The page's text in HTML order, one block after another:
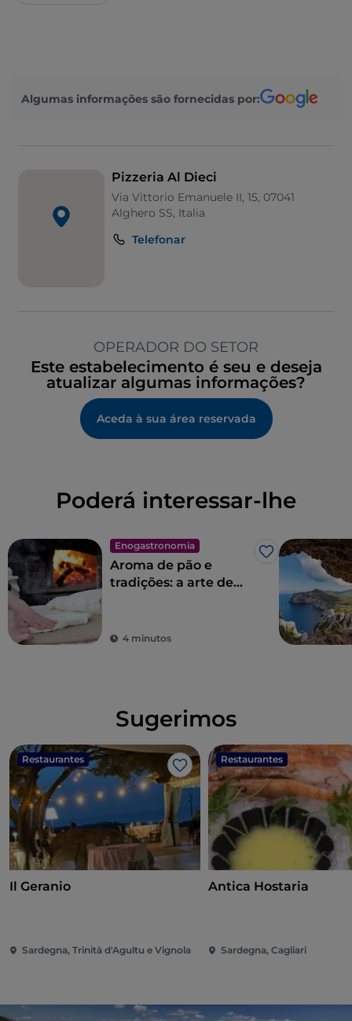
Algumas informações são fornecidas por:
Pizzeria Al Dieci
Via Vittorio Emanuele II, 15, 07041
Alghero SS, Italia
Telefonar
OPERADOR DO SETOR
Este estabelecimento é seu e deseja
atualizar algumas informações?
Aceda à sua área reservada
Poderá interessar-lhe
Enogastronomia
Gosto
Aroma de pão e
tradições: a arte de
4 minutos
Sugerimos
Restaurantes
Gosto
Il Geranio
Sardegna, Trinità d'Agultu e Vignola
Restaurantes
Antica Hostaria
Sardegna, Cagliari